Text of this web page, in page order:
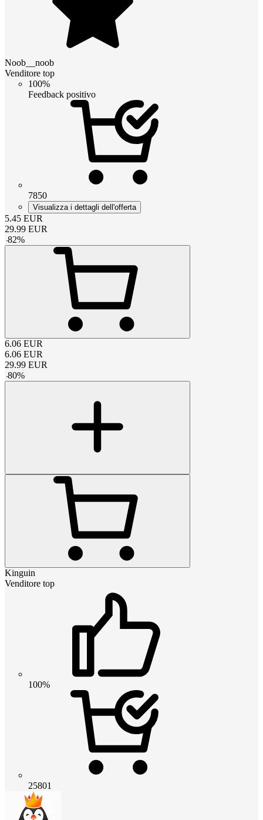
Noob__noob
Venditore top
100%
Feedback positivo
7850
Visualizza i dettagli dell'offerta
5.45 EUR
29.99 EUR
-82%
6.06 EUR
6.06 EUR
29.99 EUR
-80%
Kinguin
Venditore top
100%
25801